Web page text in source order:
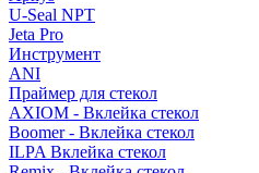
U-Seal NPT
Jeta Pro
Инструмент
ANI
Праймер для стекол
AXIOM - Вклейка стекол
Boomer - Вклейка стекол
ILPA Вклейка стекол